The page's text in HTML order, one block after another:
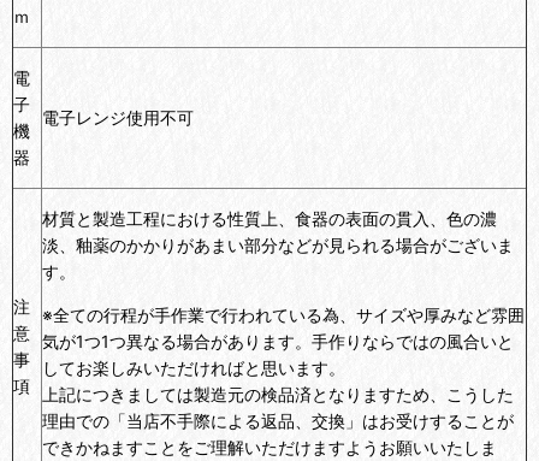
ｍ
電
子
機
器
電子レンジ使用不可
注
意
事
項
材質と製造工程における性質上、食器の表面の貫入、色の濃
淡、釉薬のかかりがあまい部分などが見られる場合がございま
す。
※全ての行程が手作業で行われている為、サイズや厚みなど雰囲
気が1つ1つ異なる場合があります。手作りならではの風合いと
してお楽しみいただければと思います。
上記につきましては製造元の検品済となりますため、こうした
理由での「当店不手際による返品、交換」はお受けすることが
できかねますことをご理解いただけますようお願いいたしま